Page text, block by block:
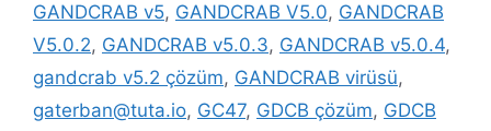
GANDCRAB v5, GANDCRAB V5.0, GANDCRAB
V5.0.2, GANDCRAB v5.0.3, GANDCRAB v5.0.4,
gandcrab v5.2 çözüm, GANDCRAB virüsü,
gaterban@tuta.io, GC47, GDCB çözüm, GDCB